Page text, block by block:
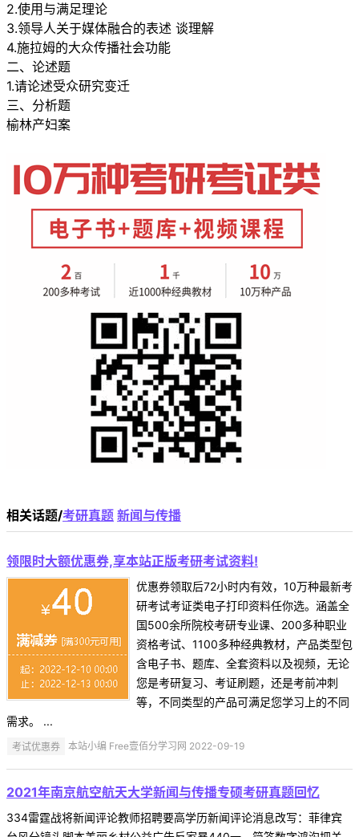
2.使用与满足理论
3.领导人关于媒体融合的表述 谈理解
4.施拉姆的大众传播社会功能
二、论述题
1.请论述受众研究变迁
三、分析题
榆林产妇案
相关话题/考研真题 新闻与传播
领限时大额优惠券,享本站正版考研考试资料!
优惠券领取后72小时内有效，10万种最新考
研考试考证类电子打印资料任你选。涵盖全
国500余所院校考研专业课、200多种职业
资格考试、1100多种经典教材，产品类型包
含电子书、题库、全套资料以及视频，无论
您是考研复习、考证刷题，还是考前冲刺
等，不同类型的产品可满足您学习上的不同
需求。 ...
考试优惠券 本站小编 Free壹佰分学习网 2022-09-19
2021年南京航空航天大学新闻与传播专硕考研真题回忆
334雷霆战将新闻评论教师招聘要高学历新闻评论消息改写：菲律宾